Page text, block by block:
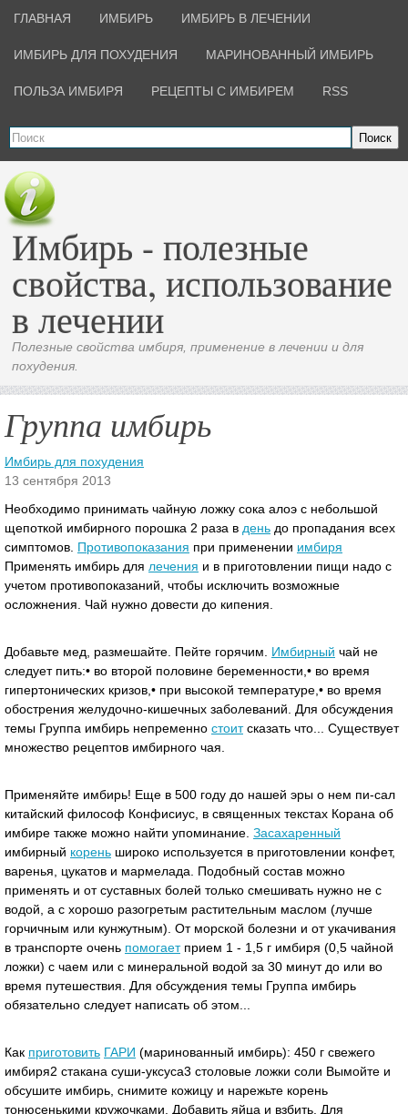
ГЛАВНАЯ ИМБИРЬ ИМБИРЬ В ЛЕЧЕНИИ
ИМБИРЬ ДЛЯ ПОХУДЕНИЯ МАРИНОВАННЫЙ ИМБИРЬ
ПОЛЬЗА ИМБИРЯ РЕЦЕПТЫ С ИМБИРЕМ RSS
Поиск
Имбирь - полезные
свойства, использование
в лечении
Полезные свойства имбиря, применение в лечении и для
похудения.
Группа имбирь
Имбирь для похудения
13 сентября 2013
Необходимо принимать чайную ложку сока алоэ с небольшой
щепоткой имбирного порошка 2 раза в день до пропадания всех
симптомов. Противопоказания при применении имбиря
Применять имбирь для лечения и в приготовлении пищи надо с
учетом противопоказаний, чтобы исключить возможные
осложнения.
Чай нужно довести до кипения.
Добавьте мед, размешайте. Пейте горячим. Имбирный чай не
следует пить:• во второй половине беременности,• во время
гипертонических кризов,• при высокой температуре,• во время
обострения желудочно-кишечных заболеваний. Для обсуждения
темы Группа имбирь непременно стоитсказать что... Существует
множество рецептов имбирного чая.
Применяйте имбирь! Еще в 500 году до нашей эры о нем пи-сал
китайский философ Конфисиус, в священных текстах Корана об
имбире также можно найти упоминание. Засахаренный
имбирный корень широко используется в приготовлении конфет,
варенья, цукатов и мармелада. Подобный состав можно
применять и от суставных болей только смешивать нужно не с
водой, а с хорошо разогретым растительным маслом (лучше
горчичным или кунжутным). От морской болезни и от укачивания
в транспорте очень помогаетприем 1 - 1,5 г имбиря (0,5 чайной
ложки) с чаем или с минеральной водой за 30 минут до или во
время путешествия. Для обсуждения темы Группа имбирь
обязательно следует написать об этом...
Как приготовить ГАРИ (маринованный имбирь): 450 г свежего
имбиря2 стакана суши-уксуса3 столовые ложки соли Вымойте и
обсушите имбирь, снимите кожицу и нарежьте корень
тонюсенькими кружочками. Добавить яйца и взбить. Для